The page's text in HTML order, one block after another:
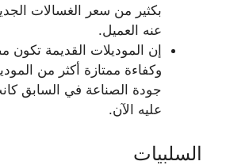
بكثير من سعر الغسالات
عنه العميل.
إن الموديلات القديمة تكون
وكفاءة ممتازة أكثر من
جودة الصناعة في السابق
عليه الآن.
السلبيات